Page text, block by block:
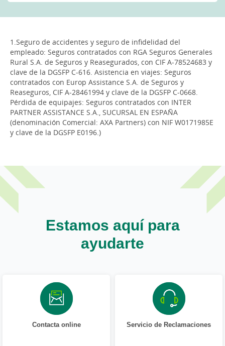
1.Seguro de accidentes y seguro de infidelidad del
empleado: Seguros contratados con RGA Seguros Generales
Rural S.A. de Seguros y Reasegurados, con CIF A-78524683 y
clave de la DGSFP C-616. Asistencia en viajes: Seguros
contratados con Europ Assistance S.A. de Seguros y
Reaseguros, CIF A-28461994 y clave de la DGSFP C-0668.
Pérdida de equipajes: Seguros contratados con INTER
PARTNER ASSISTANCE S.A., SUCURSAL EN ESPAÑA
(denominación Comercial: AXA Partners) con NIF W0171985E
y clave de la DGSFP E0196.)
Estamos aquí para
ayudarte
Contacta online Servicio de Reclamaciones